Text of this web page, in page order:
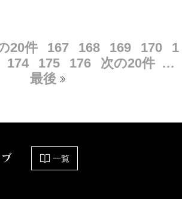
20件 167 168 169 170
1
174 175 176 次の20件 …
最後
一覧